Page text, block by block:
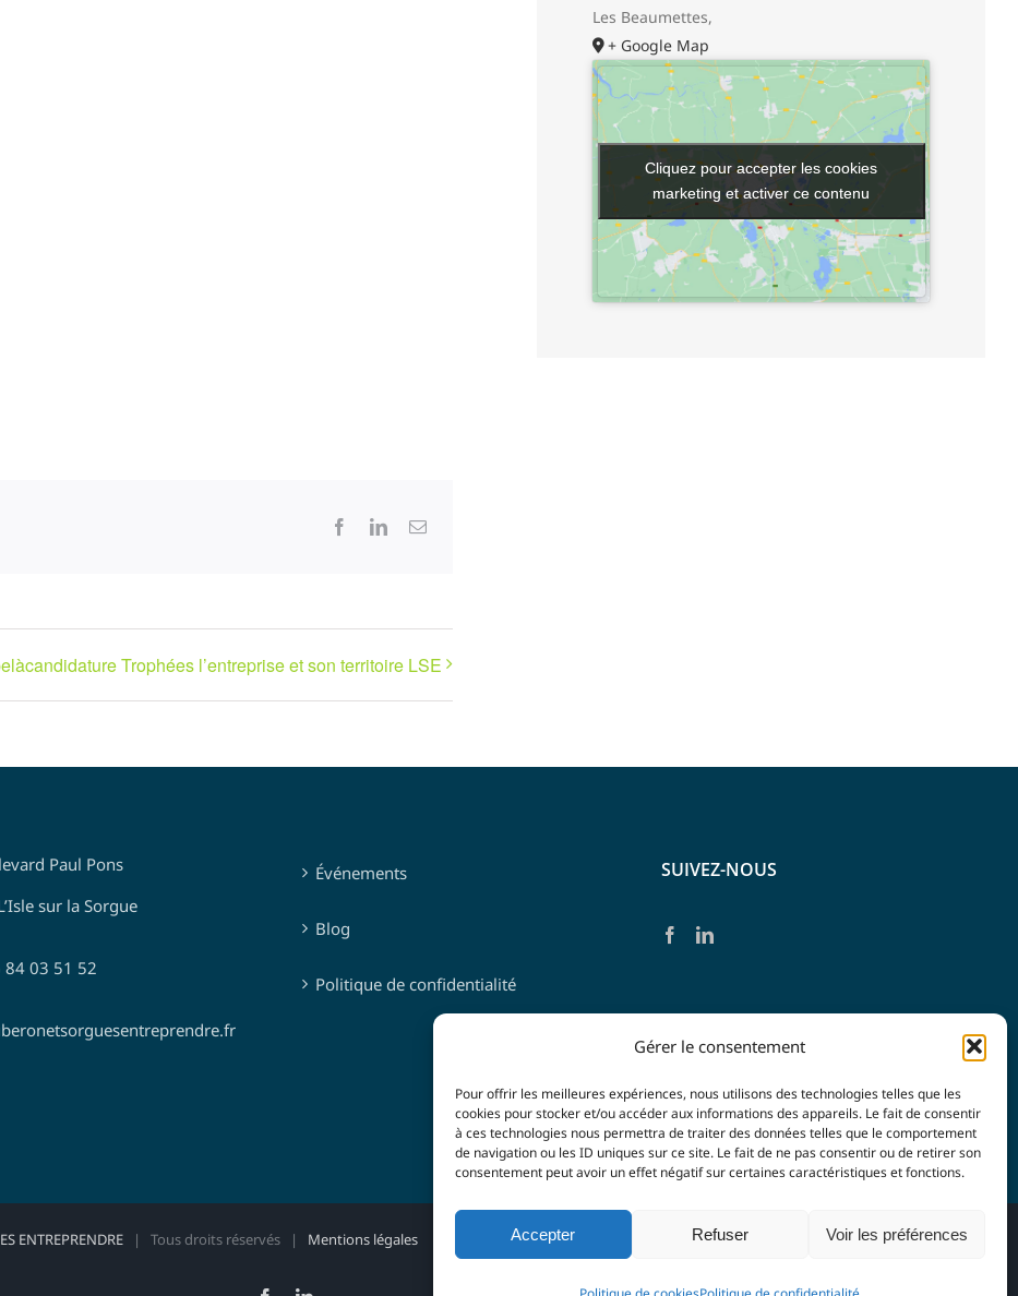
Gérer le consentement
Pour offrir les meilleures expériences, nous utilisons des technologies telles que les
cookies pour stocker et/ou accéder aux informations des appareils. Le fait de consentir
à ces technologies nous permettra de traiter des données telles que le comportement
de navigation ou les ID uniques sur ce site. Le fait de ne pas consentir ou de retirer son
consentement peut avoir un effet négatif sur certaines caractéristiques et fonctions.
Accepter Refuser Voir les préférences
FacebookLinkedInEmail
Trophées l’entreprise et son territoire LSE
Les Beaumettes,
+ Google Map
Cliquez pour accepter les cookies
marketing et activer ce contenu
Cliquez pour accepter les cookies
marketing et activer ce contenu
Paul Pons
sur la Sorgue
84 03 51 52
Événements
Blog
Politique de confidentialité
SUIVEZ-NOUS
ENTREPRENDRE| Tous droits réservés | Mentions légales Politique de confidentialité | AgenceImagin'Up Communication